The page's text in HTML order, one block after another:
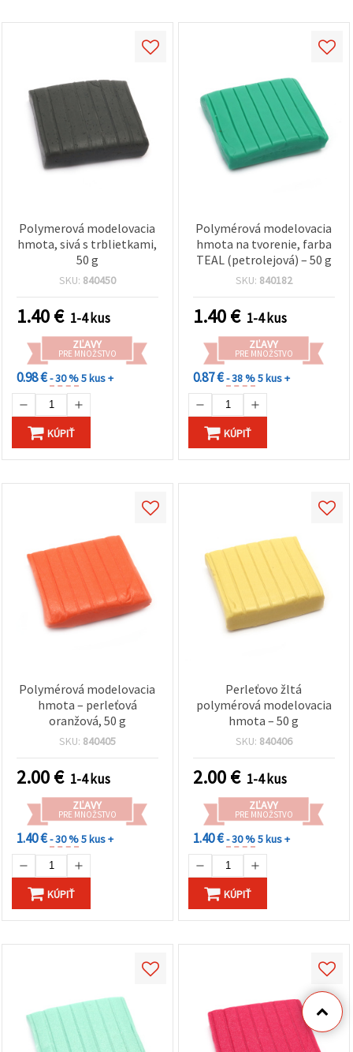
Polymerová modelovacia
hmota, sivá s trblietkami,
50 g
SKU: 840450
1.40€ 1-4 kus
ZĽAVY
PRE MNOŽSTVO
0.98 €- 30 %5 kus +
KÚPIŤ
Polymérová modelovacia
hmota na tvorenie, farba
TEAL (petrolejová) – 50 g
SKU: 840182
1.40€ 1-4 kus
ZĽAVY
PRE MNOŽSTVO
0.87 €- 38 %5 kus +
KÚPIŤ
Polymérová modelovacia
hmota – perleťová
oranžová, 50 g
SKU: 840405
2.00€ 1-4 kus
ZĽAVY
PRE MNOŽSTVO
1.40 €- 30 %5 kus +
KÚPIŤ
Perleťovo žltá
polymérová modelovacia
hmota – 50 g
SKU: 840406
2.00€ 1-4 kus
ZĽAVY
PRE MNOŽSTVO
1.40 €- 30 %5 kus +
KÚPIŤ